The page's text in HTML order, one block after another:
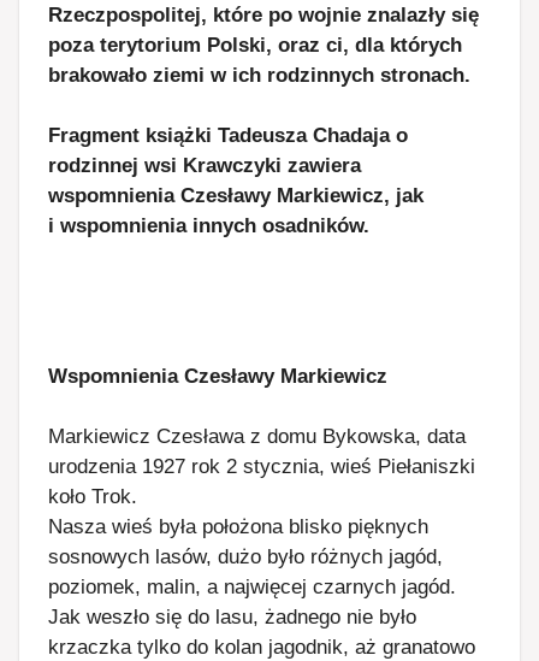
Rzeczpospolitej, które po wojnie znalazły się
poza terytorium Polski, oraz ci, dla których
brakowało ziemi w ich rodzinnych stronach.
Fragment książki Tadeusza Chadaja o
rodzinnej wsi Krawczyki zawiera
wspomnienia Czesławy Markiewicz, jak
i wspomnienia innych osadników.
Wspomnienia Czesławy Markiewicz
Markiewicz Czesława z domu Bykowska, data
urodzenia 1927 rok 2 stycznia, wieś Piełaniszki
koło Trok.
Nasza wieś była położona blisko pięknych
sosnowych lasów, dużo było różnych jagód,
poziomek, malin, a najwięcej czarnych jagód.
Jak weszło się do lasu, żadnego nie było
krzaczka tylko do kolan jagodnik, aż granatowo